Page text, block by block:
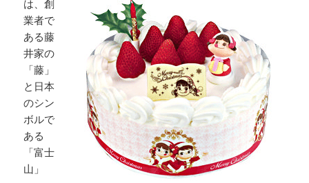
は、創
業者で
ある藤
井家の
「藤」
と日本
のシン
ボルで
ある
「富士
山」